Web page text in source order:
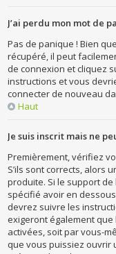
J’ai perdu mon mot de
Pas de panique ! Bien
récupéré, il peut
de connexion et cliquez
instructions et vous
connecter de nouveau
Haut
Je suis inscrit mais ne
Premièrement, vérifiez
S’ils sont corrects, alors
produite. Si le support de
spécifié avoir en
devrez suivre les
exigeront également
activées, soit par vous-
que vous puissiez ouvrir